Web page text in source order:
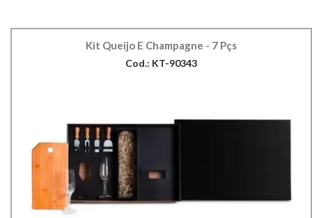
Kit Queijo E Champagne - 7 Pçs
Cod.: KT-90343